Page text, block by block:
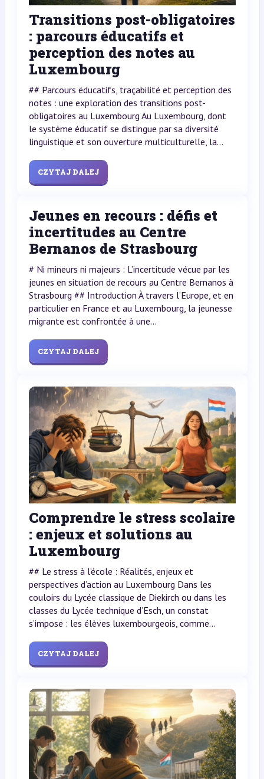
Transitions post-obligatoires
: parcours éducatifs et
perception des notes au
Luxembourg
## Parcours éducatifs, traçabilité et perception des
notes : une exploration des transitions post-
obligatoires au Luxembourg Au Luxembourg, dont
le système éducatif se distingue par sa diversité
linguistique et son ouverture multiculturelle, la...
CZYTAJ DALEJ
Jeunes en recours : défis et
incertitudes au Centre
Bernanos de Strasbourg
# Ni mineurs ni majeurs : L’incertitude vécue par les
jeunes en situation de recours au Centre Bernanos à
Strasbourg ## Introduction À travers l’Europe, et en
particulier en France et au Luxembourg, la jeunesse
migrante est confrontée à une...
CZYTAJ DALEJ
Comprendre le stress scolaire
: enjeux et solutions au
Luxembourg
## Le stress à l’école : Réalités, enjeux et
perspectives d’action au Luxembourg Dans les
couloirs du Lycée classique de Diekirch ou dans les
classes du Lycée technique d’Esch, un constat
s’impose : les élèves luxembourgeois, comme...
CZYTAJ DALEJ